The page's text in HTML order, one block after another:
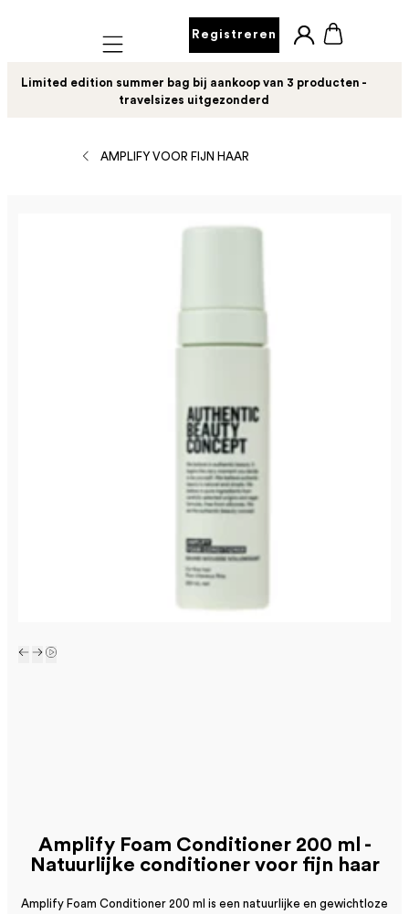
Mobile navigation
Registreren
Limited edition summer bag bij aankoop van 3 producten -
travelsizes uitgezonderd
AMPLIFY VOOR FIJN HAAR
Amplify Foam Conditioner 200 ml -
Natuurlijke conditioner voor fijn haar
Amplify Foam Conditioner 200 ml is een natuurlijke en gewichtloze